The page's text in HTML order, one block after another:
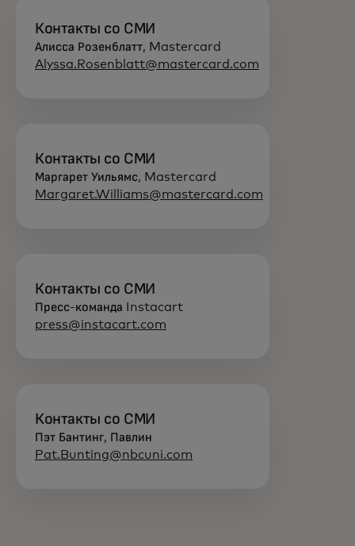
Контакты со СМИ
Алисса Розенблатт, Mastercard
Alyssa.Rosenblatt@mastercard.com
Контакты со СМИ
Маргарет Уильямс, Mastercard
Margaret.Williams@mastercard.com
Контакты со СМИ
Пресс-команда Instacart
press@instacart.com
Контакты со СМИ
Пэт Бантинг, Павлин
Pat.Bunting@nbcuni.com